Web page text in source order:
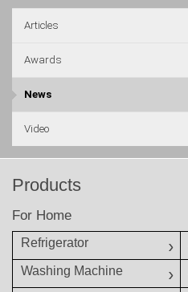
Articles
Awards
News
Video
Products
For Home
Refrigerator
Washing Machine